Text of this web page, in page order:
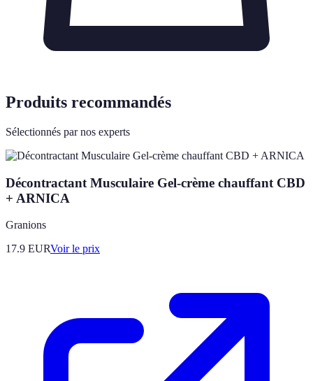
Produits recommandés
Sélectionnés par nos experts
Décontractant Musculaire Gel-crème chauffant CBD
+ ARNICA
Granions
17.9 EURVoir le prix